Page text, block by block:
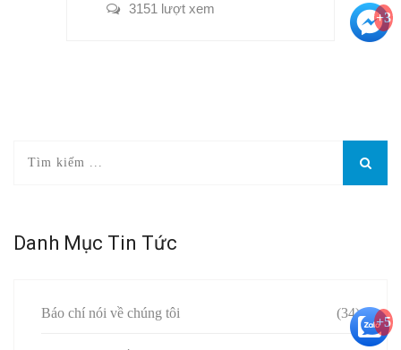
3151 lượt xem
Danh Mục Tin Tức
Báo chí nói về chúng tôi (34)
+3
+5